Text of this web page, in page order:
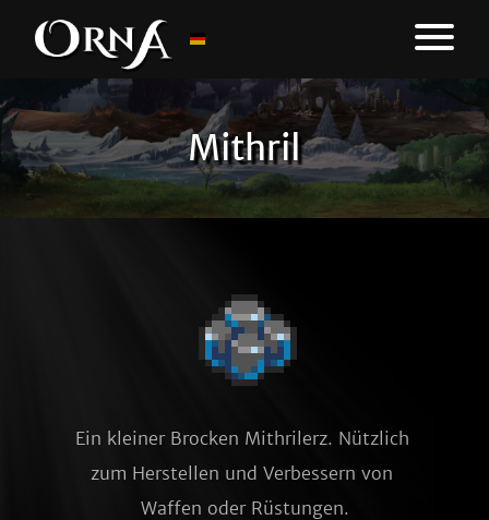
Mithril
Ein kleiner Brocken Mithrilerz. Nützlich
zum Herstellen und Verbessern von
Waffen oder Rüstungen.